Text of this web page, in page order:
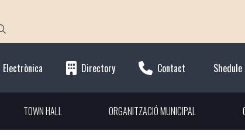
Electrònica Directory Contact Shedule
TOWN HALL ORGANITZACIÓ MUNICIPAL